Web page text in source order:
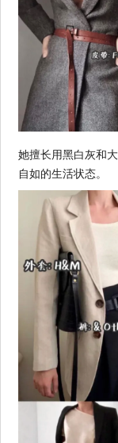
她擅长用黑白灰和
自如的生活状态。